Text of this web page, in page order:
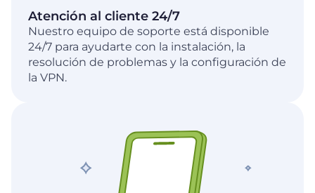
Atención al cliente 24/7
Nuestro equipo de soporte está disponible
24/7 para ayudarte con la instalación, la
resolución de problemas y la configuración de
la VPN.